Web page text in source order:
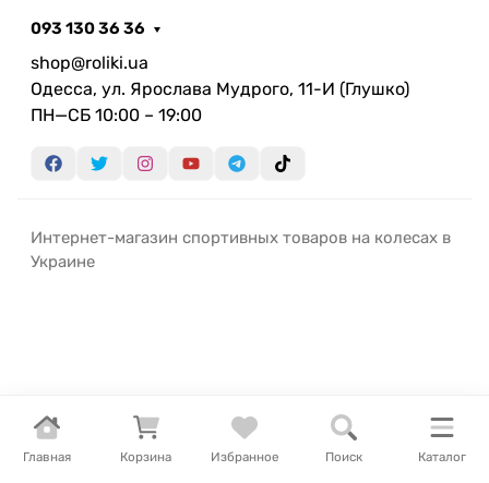
Главная Корзина Избранное Поиск Каталог
093 130 36 36
shop@roliki.ua
Одесса, ул. Ярослава Мудрого, 11-И (Глушко)
ПН—СБ 10:00 – 19:00
Интернет-магазин спортивных товаров на колесах в
Украине